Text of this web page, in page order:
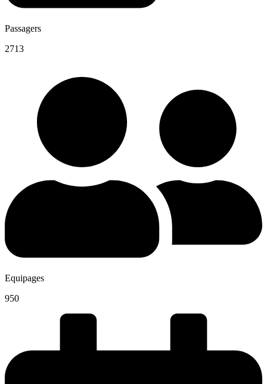
Passagers
2713
Equipages
950